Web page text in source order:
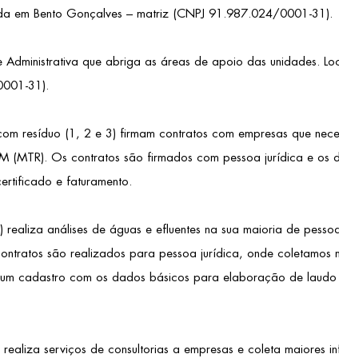
em Bento Gonçalves – matriz (CNPJ 91.987.024/0001-31).
Administrativa que abriga as áreas de apoio das unidades.
31).
resíduo (1, 2 e 3) firmam contratos com empresas que
(MTR). Os contratos são firmados com pessoa jurídica e os
e faturamento.
análises de águas e efluentes na sua maioria de
são realizados para pessoa jurídica, onde coletamos
cadastro com os dados básicos para elaboração de laudo
serviços de consultorias a empresas e coleta maiores